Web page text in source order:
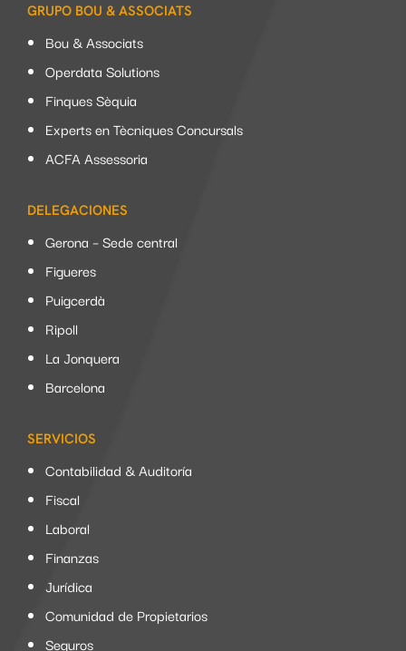
GRUPO BOU & ASSOCIATS
Bou & Associats
Operdata Solutions
Finques Sèquia
Experts en Tècniques Concursals
ACFA Assessoria
DELEGACIONES
Gerona – Sede central
Figueres
Puigcerdà
Ripoll
La Jonquera
Barcelona
SERVICIOS
Contabilidad & Auditoría
Fiscal
Laboral
Finanzas
Jurídica
Comunidad de Propietarios
Seguros